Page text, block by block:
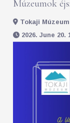
Múzeumok
Tokaji
2026. June 20.